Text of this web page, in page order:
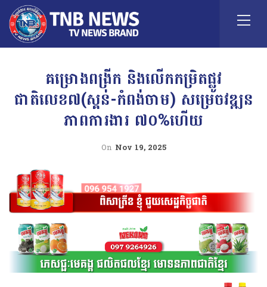
គម្រោងពង្រីក និងលើកកម្រិតផ្លូវ
ជាតិលេខ៧(ស្គន់-កំពង់ចាម) សម្រេចវឌ្ឍន
ភាពការងារ ៧០%ហើយ
On Nov 19, 2025